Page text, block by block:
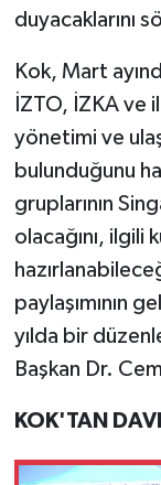
duyacaklarını
Kok, Mart
İZTO, İZKA ve
yönetimi ve
bulunduğunu
gruplarının
olacağını, ilgili
paylaşımının
yılda bir
Başkan Dr.
KOK'TAN